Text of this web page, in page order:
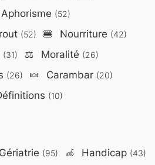
Aphorisme (52)
(52) 🍔 Nourriture (42)
(31) ⚖️ Moralité (26)
(26) 🍬 Carambar (20)
(10)
Gériatrie (95) 🦽 Handicap (43)